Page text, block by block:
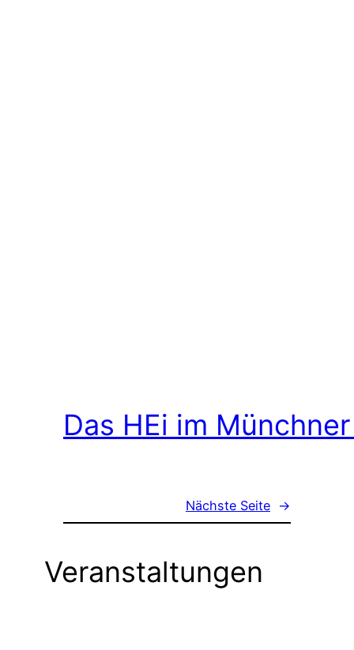
Das HEi im
Nächste Seite →
Veranstaltungen